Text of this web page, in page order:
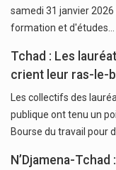
samedi 31 janvier 2026
formation et d'études…
Tchad : Les
crient leur ras-le-
Les collectifs des
publique ont tenu un
Bourse du travail pour
N’Djamena-